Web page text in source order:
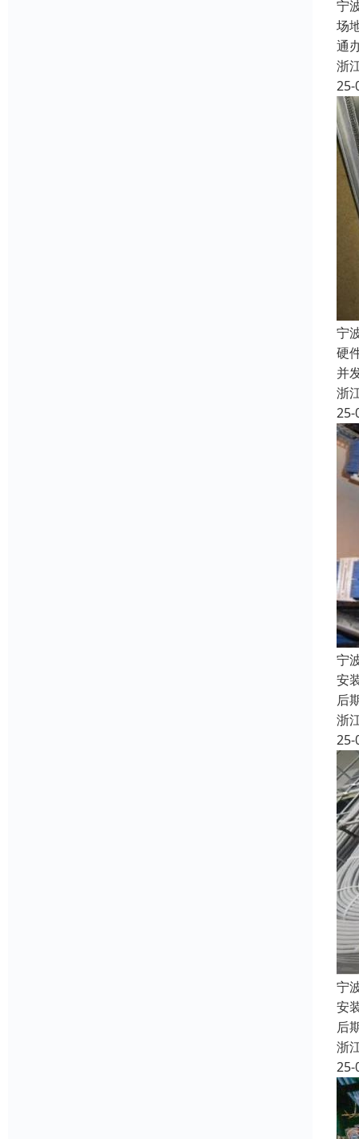
宁
场
通
浙
25-
宁
硬
并
浙
25-
宁
安
后
浙
25-
宁
安
后
浙
25-